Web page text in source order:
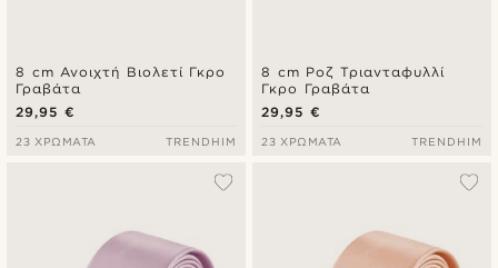
8 cm Ανοιχτή Βιολετί Γκρο
Γραβάτα
29,95 €
23 ΧΡΏΜΑΤΑ TRENDHIM
8 cm Ροζ Τριανταφυλλί
Γκρο Γραβάτα
29,95 €
23 ΧΡΏΜΑΤΑ TRENDHIM